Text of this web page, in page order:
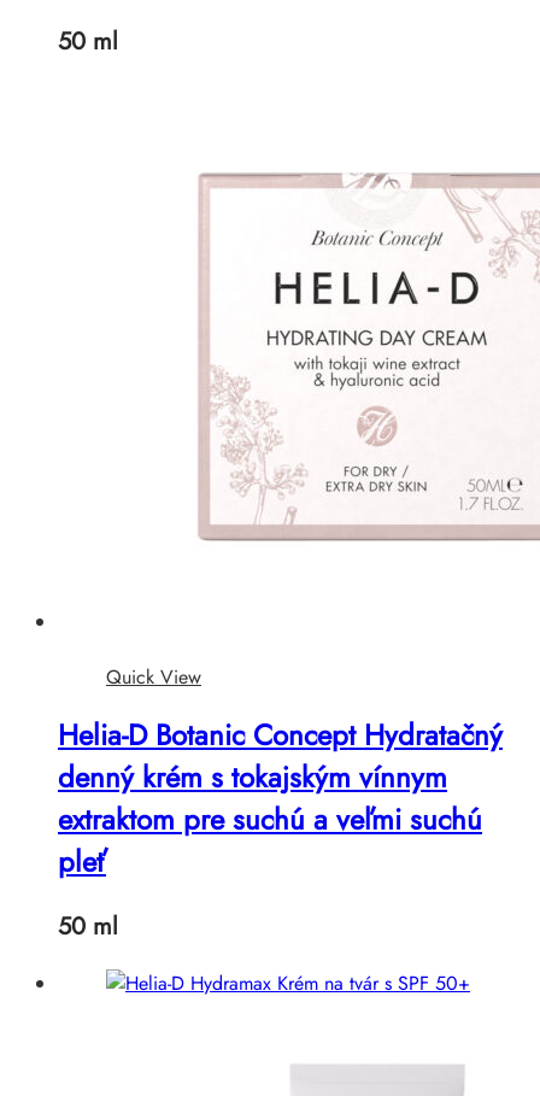
50 ml
Quick View
Helia-D Botanic Concept Hydratačný
denný krém s tokajským vínnym
extraktom pre suchú a veľmi suchú
pleť
50 ml